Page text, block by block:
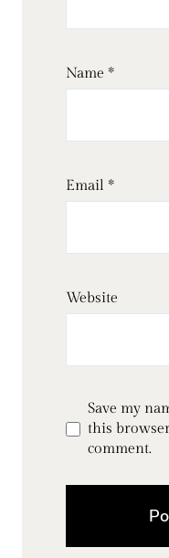
Name *
Email *
Website
Save my
this
comment.